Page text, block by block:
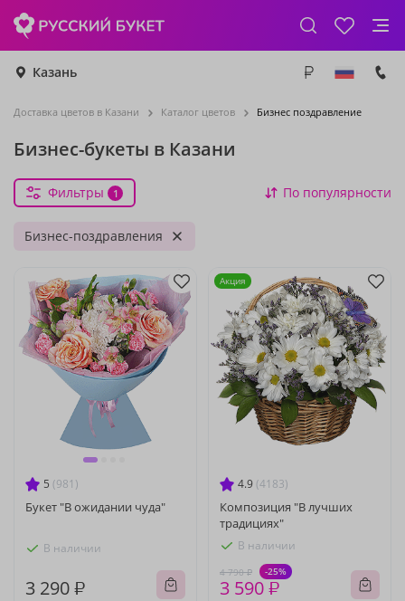
Казань
Доставка цветов в Казани Каталог цветов Бизнес поздравление
Бизнес-букеты в Казани
Фильтры 1 По популярности
Бизнес-поздравления
5 (981)
Букет "В ожидании чуда"
В наличии
3 290 ₽
4.9 (4183)
Композиция "В лучших
традициях"
В наличии
4 790 ₽ -25%
3 590 ₽
Акция